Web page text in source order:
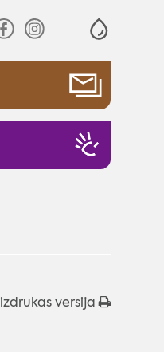
izdrukas versija